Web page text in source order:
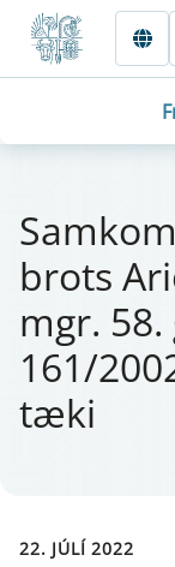
Fara beint í
brots
mgr.
161/
tæki
22. JÚLÍ 2022